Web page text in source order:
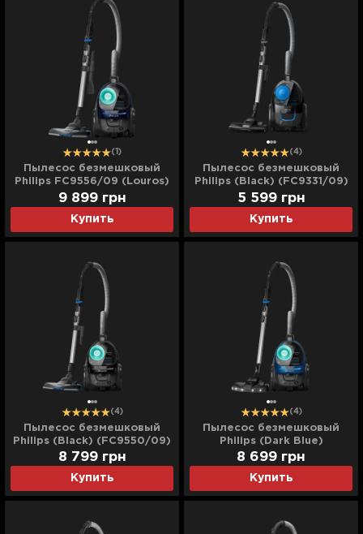
(1)
Пылесос безмешковый
Philips FC9556/09 (Louros)
Купить
9 899 грн
(4)
Пылесос безмешковый
Philips (Black) (FC9331/09)
Купить
5 599 грн
(4)
Пылесос безмешковый
Philips (Black) (FC9550/09)
Купить
8 799 грн
(4)
Пылесос безмешковый
Philips (Dark Blue)
(FC9557/09)
Купить
8 699 грн